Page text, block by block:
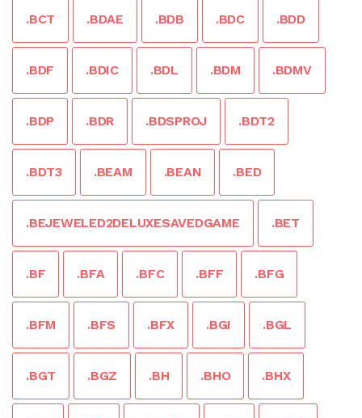
.BCT .BDAE .BDB .BDC .BDD
.BDF .BDIC .BDL .BDM .BDMV
.BDP .BDR .BDSPROJ .BDT2
.BDT3 .BEAM .BEAN .BED
.BEJEWELED2DELUXESAVEDGAME .BET
.BF .BFA .BFC .BFF .BFG
.BFM .BFS .BFX .BGI .BGL
.BGT .BGZ .BH .BHO .BHX